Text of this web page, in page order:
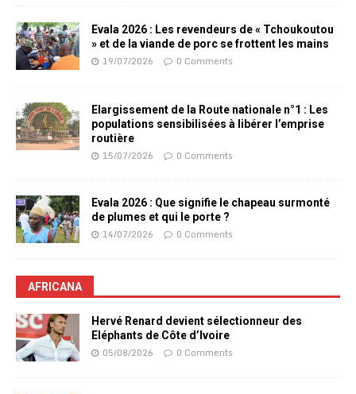
Evala 2026 : Les revendeurs de « Tchoukoutou
» et de la viande de porc se frottent les mains
19/07/2026 0 Comments
Elargissement de la Route nationale n°1 : Les
populations sensibilisées à libérer l’emprise
routière
15/07/2026 0 Comments
Evala 2026 : Que signifie le chapeau surmonté
de plumes et qui le porte ?
14/07/2026 0 Comments
AFRICANA
Hervé Renard devient sélectionneur des
Eléphants de Côte d’Ivoire
05/08/2026 0 Comments